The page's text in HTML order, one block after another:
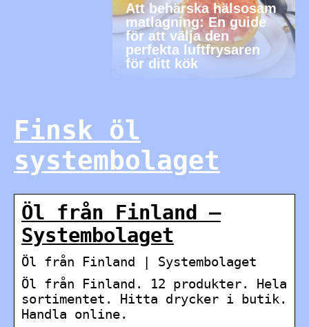
Att behärska hälsosam
matlagning: En guide
för att välja den
perfekta luftfrysaren
för ditt kök
Finsk öl
systembolaget
Öl från Finland –
Systembolaget
Öl från Finland | Systembolaget
Öl från Finland. 12 produkter. Hela
sortimentet. Hitta drycker i butik.
Handla online.